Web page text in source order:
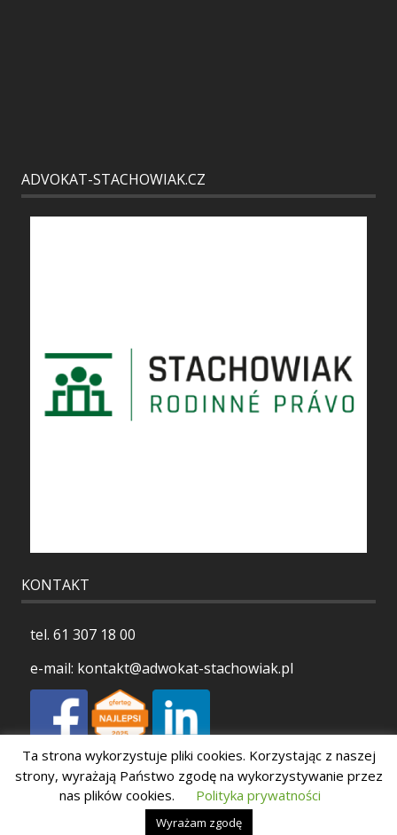
ADVOKAT-STACHOWIAK.CZ
KONTAKT
tel. 61 307 18 00
e-mail: kontakt@adwokat-stachowiak.pl
Polityka prywatności
Copyright 2026 Stachowiak Kancelaria Adwokacka
Ta strona wykorzystuje pliki cookies. Korzystając z naszej
strony, wyrażają Państwo zgodę na wykorzystywanie przez
nas plików cookies.
Polityka prywatności
Wyrażam zgodę